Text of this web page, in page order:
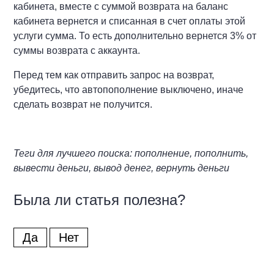
кабинета, вместе с суммой возврата на баланс
кабинета вернется и списанная в счет оплаты этой
услуги сумма. То есть дополнительно вернется 3% от
суммы возврата с аккаунта.
Перед тем как отправить запрос на возврат,
убедитесь, что автопополнение выключено, иначе
сделать возврат не получится.
Теги для лучшего поиска: пополнение, пополнить,
вывести деньги, вывод денег, вернуть деньги
Была ли статья полезна?
Да Нет